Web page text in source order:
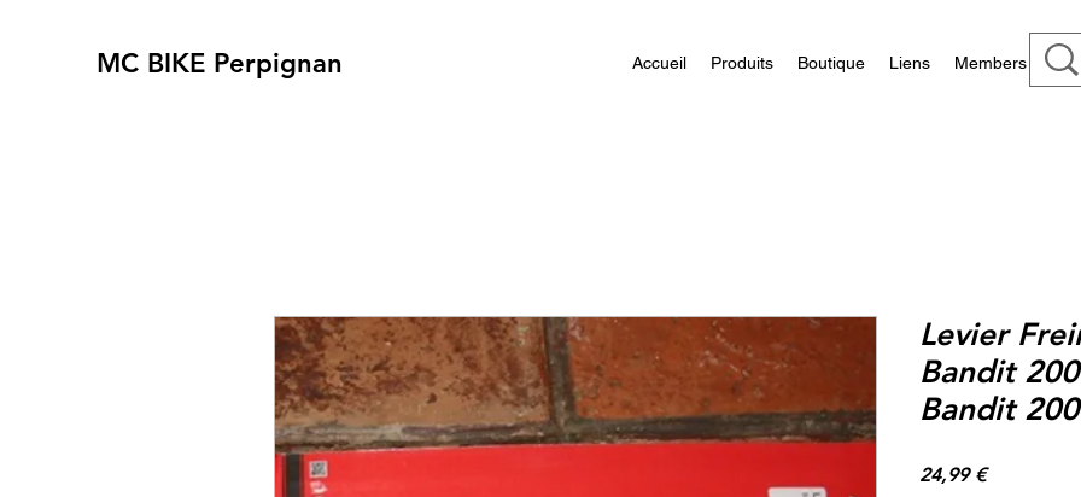
MC BIKE Perpignan Accueil Produits Boutique Liens Members
Levier
Bandit
Bandit
24,99 €Prix